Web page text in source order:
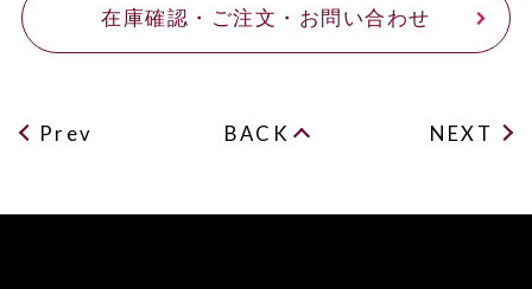
在庫確認・ご注文・お問い合わせ
Prev BACK NEXT